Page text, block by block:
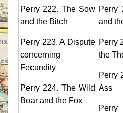
Perry 222. The Sow
and the Bitch
Perry 223. A Dispute
concerning
Fecundity
Perry 224. The Wild
Boar and the Fox
Perry
and
Perry
the
Perry
Ass